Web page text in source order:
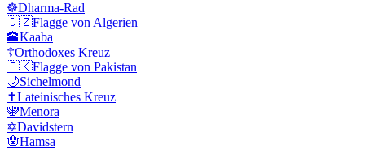
☸️Dharma-Rad
🇩🇿Flagge von Algerien
🕋Kaaba
☦️Orthodoxes Kreuz
🇵🇰Flagge von Pakistan
🌙Sichelmond
✝️Lateinisches Kreuz
🕎Menora
✡️Davidstern
🪬Hamsa